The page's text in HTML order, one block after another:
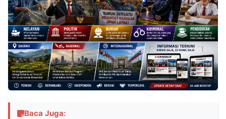
Baca Juga: